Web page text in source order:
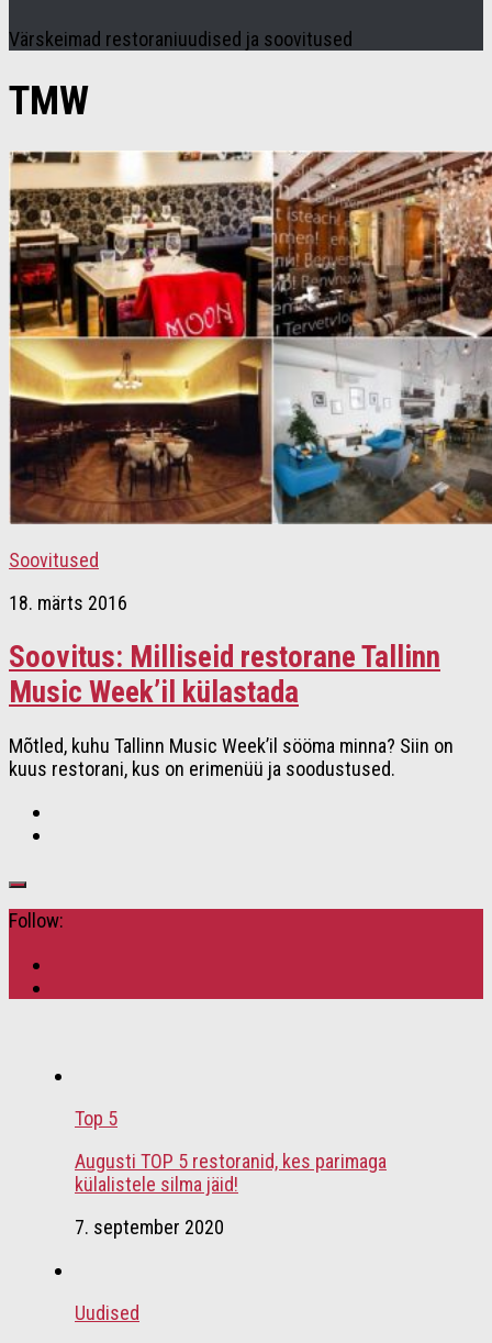
Värskeimad restoraniuudised ja soovitused
TMW
Soovitused
18. märts 2016
Soovitus: Milliseid restorane Tallinn
Music Week’il külastada
Mõtled, kuhu Tallinn Music Week’il sööma minna? Siin on
kuus restorani, kus on erimenüü ja soodustused.
Follow:
Top 5
Augusti TOP 5 restoranid, kes parimaga
külalistele silma jäid!
7. september 2020
Uudised